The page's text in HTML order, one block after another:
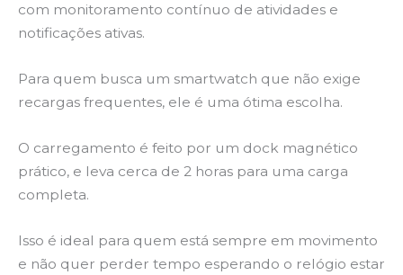
com monitoramento contínuo de atividades e
notificações ativas.
Para quem busca um smartwatch que não exige
recargas frequentes, ele é uma ótima escolha.
O carregamento é feito por um dock magnético
prático, e leva cerca de 2 horas para uma carga
completa.
Isso é ideal para quem está sempre em movimento
e não quer perder tempo esperando o relógio estar